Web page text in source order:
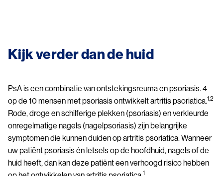
Kijk verder dan de huid
PsA is een combinatie van ontstekingsreuma en psoriasis. 4
op de 10 mensen met psoriasis ontwikkelt artritis psoriatica.1,2
Rode, droge en schilferige plekken (psoriasis) en verkleurde
onregelmatige nagels (nagelpsoriasis) zijn belangrijke
symptomen die kunnen duiden op artritis psoriatica. Wanneer
uw patiënt psoriasis én letsels op de hoofdhuid, nagels of de
huid heeft, dan kan deze patiënt een verhoogd risico hebben
1